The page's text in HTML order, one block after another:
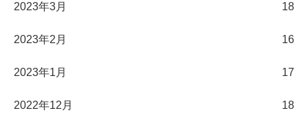
2023年3月 18
2023年2月 16
2023年1月 17
2022年12月 18